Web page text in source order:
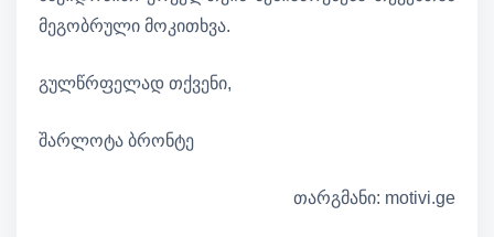
მეგობრული მოკითხვა.
გულწრფელად თქვენი,
შარლოტა ბრონტე
თარგმანი: motivi.ge